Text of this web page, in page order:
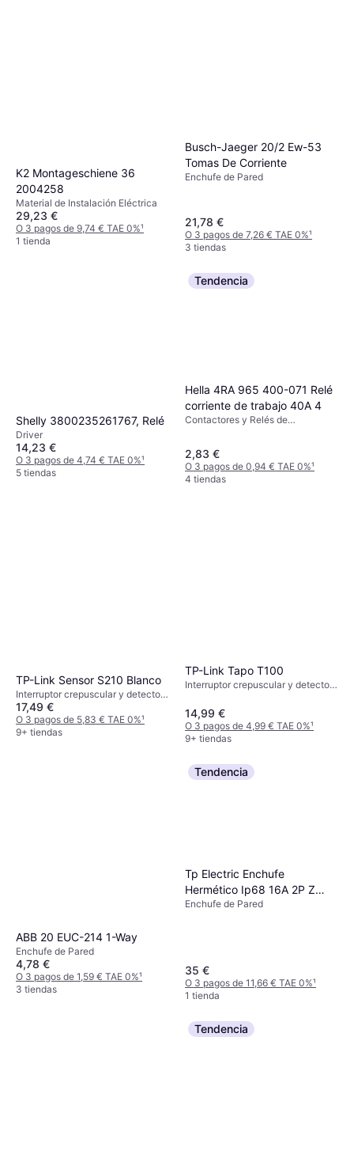
K2 Montageschiene 36
2004258
Material de Instalación Eléctrica
29,23 €
O 3 pagos de 9,74 € TAE 0%¹
1 tienda
Busch-Jaeger 20/2 Ew-53
Tomas De Corriente
Enchufe de Pared
21,78 €
O 3 pagos de 7,26 € TAE 0%¹
3 tiendas
Shelly 3800235261767, Relé
Driver
14,23 €
O 3 pagos de 4,74 € TAE 0%¹
5 tiendas
Tendencia
Hella 4RA 965 400-071 Relé
corriente de trabajo 40A 4
Contactores y Relés de
2,83 €
O 3 pagos de 0,94 € TAE 0%¹
4 tiendas
TP-Link Sensor S210 Blanco
Interruptor crepuscular y detector
de movimiento
17,49 €
O 3 pagos de 5,83 € TAE 0%¹
9+ tiendas
TP-Link Tapo T100
Interruptor crepuscular y detector
14,99 €
O 3 pagos de 4,99 € TAE 0%¹
9+ tiendas
ABB 20 EUC-214 1-Way
Enchufe de Pared
4,78 €
O 3 pagos de 1,59 € TAE 0%¹
3 tiendas
Tendencia
Tp Electric Enchufe
Hermético Ip68 16A 2P Z
230V
Enchufe de Pared
35 €
O 3 pagos de 11,66 € TAE 0%¹
1 tienda
Tendencia